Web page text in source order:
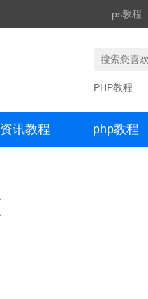
ps教程
PHP教程
资讯教程 php教程